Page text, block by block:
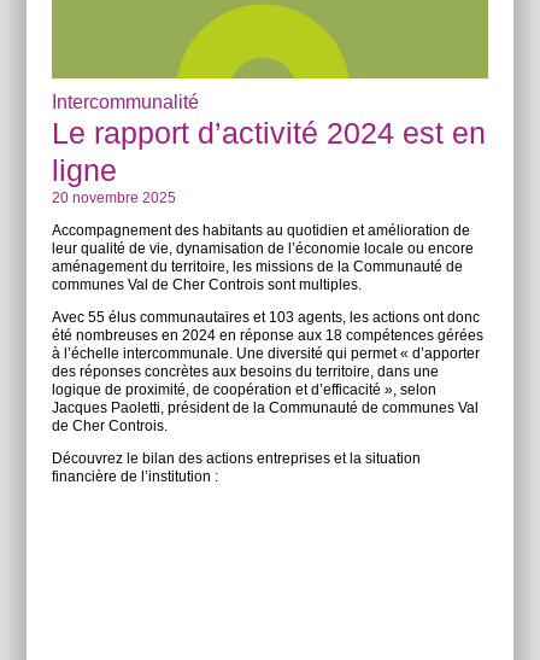
Intercommunalité
Le rapport d’activité 2024 est en
ligne
20 novembre 2025
Accompagnement des habitants au quotidien et amélioration de
leur qualité de vie, dynamisation de l’économie locale ou encore
aménagement du territoire, les missions de la Communauté de
communes Val de Cher Controis sont multiples.
Avec 55 élus communautaires et 103 agents, les actions ont donc
été nombreuses en 2024 en réponse aux 18 compétences gérées
à l’échelle intercommunale. Une diversité qui permet « d’apporter
des réponses concrètes aux besoins du territoire, dans une
logique de proximité, de coopération et d’efficacité », selon
Jacques Paoletti, président de la Communauté de communes Val
de Cher Controis.
Découvrez le bilan des actions entreprises et la situation
financière de l’institution :